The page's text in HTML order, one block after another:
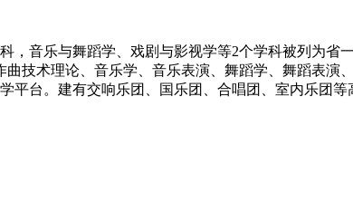
，音乐与舞蹈学、戏剧与影视学等2个学科被列为
技术理论、音乐学、音乐表演、舞蹈学、舞蹈表演
台。建有交响乐团、国乐团、合唱团、室内乐团等